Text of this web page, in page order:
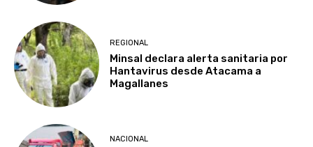
REGIONAL
Minsal declara alerta sanitaria por
Hantavirus desde Atacama a
Magallanes
NACIONAL